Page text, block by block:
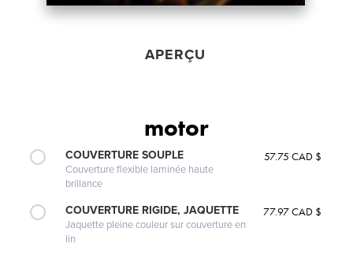
APERÇU
motor
COUVERTURE SOUPLE
Couverture flexible laminée haute
brillance
57.75 CAD $
COUVERTURE RIGIDE, JAQUETTE
Jaquette pleine couleur sur couverture en
lin
77.97 CAD $